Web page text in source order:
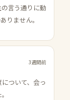
言う通りに動
りません。
3週間前
ついて、会っ